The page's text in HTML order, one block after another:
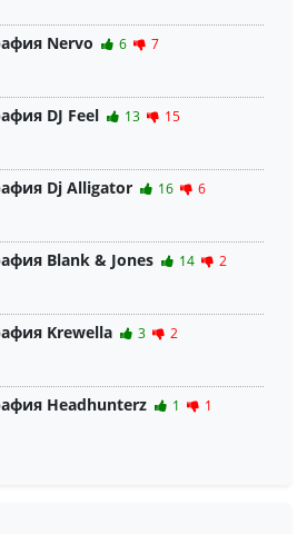
Nervo 6 7
DJ Feel 13 15
Dj Alligator 16 6
Blank & Jones 14 2
Krewella 3 2
Headhunterz 1 1